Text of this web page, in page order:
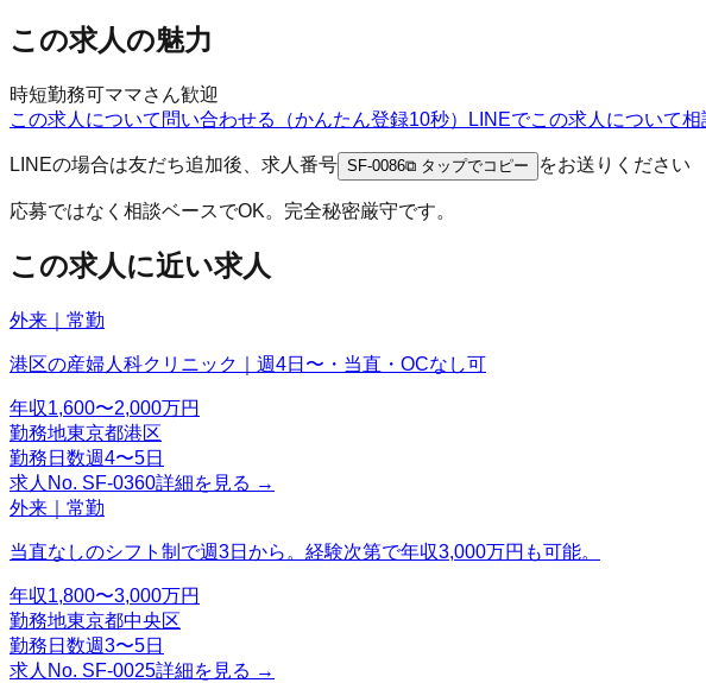
この求人の魅力
時短勤務可ママさん歓迎
この求人について問い合わせる（かんたん登録10秒）
LINEでこの求人について相
LINEの場合は友だち追加後、求人番号 SF-0086⧉ タップでコピー をお送りください
応募ではなく相談ベースでOK。完全秘密厳守です。
この求人に近い求人
外来｜常勤
港区の産婦人科クリニック｜週4日〜・当直・OCなし可
年収1,600〜2,000万円
勤務地東京都港区
勤務日数週4〜5日
求人No. SF-0360詳細を見る →
外来｜常勤
当直なしのシフト制で週3日から。経験次第で年収3,000万円も可能。
年収1,800〜3,000万円
勤務地東京都中央区
勤務日数週3〜5日
求人No. SF-0025詳細を見る →